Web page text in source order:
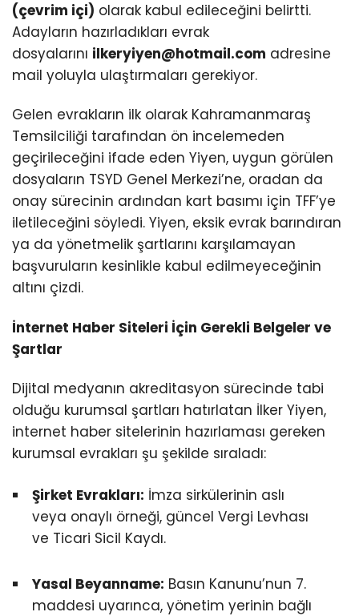
(çevrim içi) olarak kabul edileceğini belirtti.
Adayların hazırladıkları evrak
dosyalarını ilkeryiyen@hotmail.com adresine
mail yoluyla ulaştırmaları gerekiyor.
Gelen evrakların ilk olarak Kahramanmaraş
Temsilciliği tarafından ön incelemeden
geçirileceğini ifade eden Yiyen, uygun görülen
dosyaların TSYD Genel Merkezi’ne, oradan da
onay sürecinin ardından kart basımı için TFF’ye
iletileceğini söyledi. Yiyen, eksik evrak barındıran
ya da yönetmelik şartlarını karşılamayan
başvuruların kesinlikle kabul edilmeyeceğinin
altını çizdi.
İnternet Haber Siteleri İçin Gerekli Belgeler ve
Şartlar
Dijital medyanın akreditasyon sürecinde tabi
olduğu kurumsal şartları hatırlatan İlker Yiyen,
internet haber sitelerinin hazırlaması gereken
kurumsal evrakları şu şekilde sıraladı:
Şirket Evrakları: İmza sirkülerinin aslı
veya onaylı örneği, güncel Vergi Levhası
ve Ticari Sicil Kaydı.
Yasal Beyanname: Basın Kanunu’nun 7.
maddesi uyarınca, yönetim yerinin bağlı